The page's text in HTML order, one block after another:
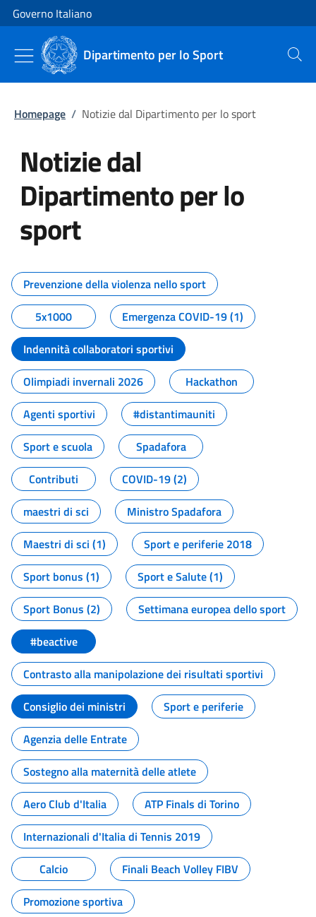
Vai al contenuto
Vai alla navigazione del sito
Governo Italiano
Dipartimento per lo Sport Cerca
Homepage / Notizie dal Dipartimento per lo sport
Notizie dal
Dipartimento per lo
sport
Tutti i contenuti della pagina
Prevenzione della violenza nello sport
5x1000
Emergenza COVID-19 (1)
Indennità collaboratori sportivi
Olimpiadi invernali 2026
Hackathon
Agenti sportivi
#distantimauniti
Sport e scuola
Spadafora
Contributi
COVID-19 (2)
maestri di sci
Ministro Spadafora
Maestri di sci (1)
Sport e periferie 2018
Sport bonus (1)
Sport e Salute (1)
Sport Bonus (2)
Settimana europea dello sport
#beactive
Contrasto alla manipolazione dei risultati sportivi
Consiglio dei ministri
Sport e periferie
Agenzia delle Entrate
Sostegno alla maternità delle atlete
Aero Club d'Italia
ATP Finals di Torino
Internazionali d'Italia di Tennis 2019
Calcio
Finali Beach Volley FIBV
Promozione sportiva